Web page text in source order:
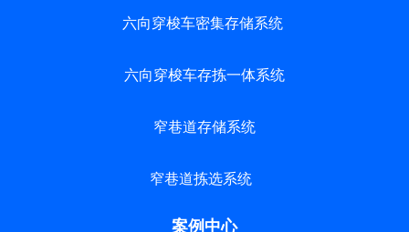
六向穿梭车密集存储系统
六向穿梭车存拣一体系统
窄巷道存储系统
窄巷道拣选系统
案例中心